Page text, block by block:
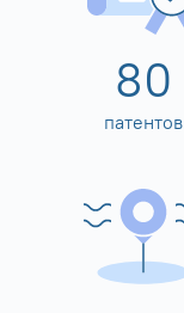
80
патентов